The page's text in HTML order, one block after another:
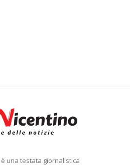
è una testata giornalistica